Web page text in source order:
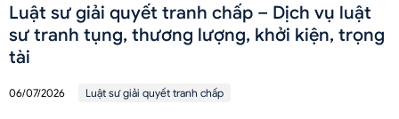
Luật sư giải quyết tranh chấp – Dịch vụ luật
sư tranh tụng, thương lượng, khởi kiện, trọng
tài
06/07/2026 Luật sư giải quyết tranh chấp